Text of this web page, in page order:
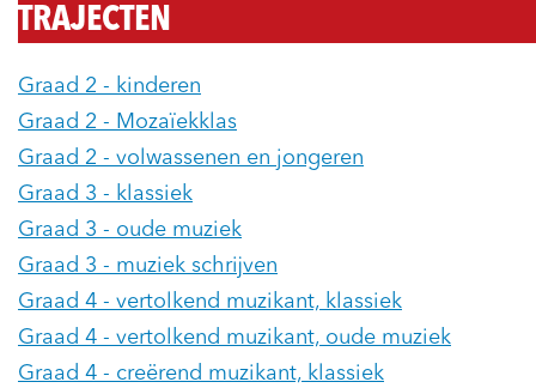
TRAJECTEN
Graad 2 - kinderen
Graad 2 - Mozaïekklas
Graad 2 - volwassenen en jongeren
Graad 3 - klassiek
Graad 3 - oude muziek
Graad 3 - muziek schrijven
Graad 4 - vertolkend muzikant, klassiek
Graad 4 - vertolkend muzikant, oude muziek
Graad 4 - creërend muzikant, klassiek